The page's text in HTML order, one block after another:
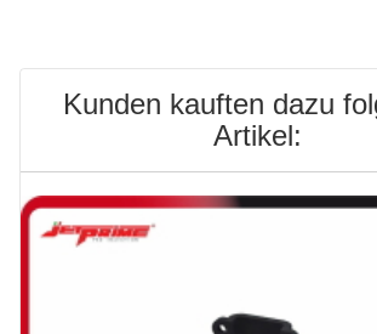
Kunden kauften dazu
Artikel: